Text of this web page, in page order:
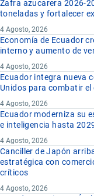
Zafra azucarera 2026-
toneladas y fortalecer
4 Agosto, 2026
Economía de Ecuador
interno y aumento de
4 Agosto, 2026
Ecuador integra nueva
Unidos para combatir
4 Agosto, 2026
Ecuador moderniza su
e inteligencia hasta
4 Agosto, 2026
Canciller de Japón
estratégica con
críticos
4 Agosto, 2026